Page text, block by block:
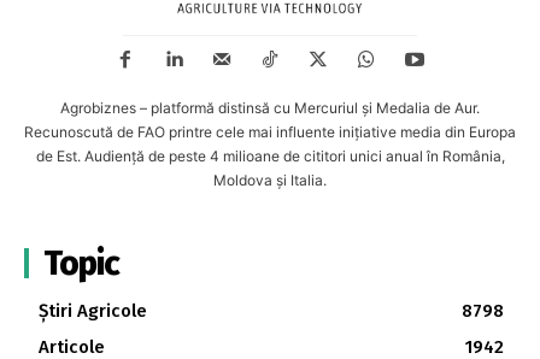
Agrobiznes – platformă distinsă cu Mercuriul și Medalia de Aur.
Recunoscută de FAO printre cele mai influente inițiative media din Europa
de Est. Audiență de peste 4 milioane de cititori unici anual în România,
Moldova și Italia.
Topic
Știri Agricole
8798
Articole
1942